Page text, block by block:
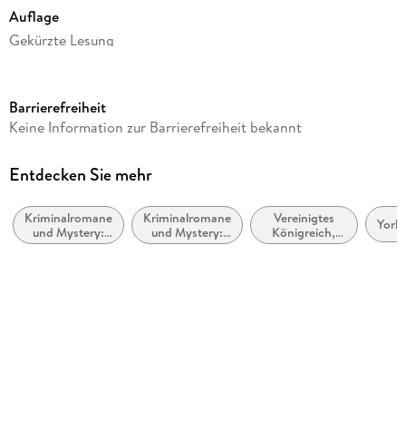
Auflage
Gekürzte Lesung
Dateigröße
Laufzeit
Reihe
Kate Linville, 1
Barrierefreiheit
Keine Information zur Barrierefreiheit bekannt
Entdecken Sie mehr
Kriminalromane
und Mystery:
weibliche
Kriminalromane
und Mystery:
Polizeiarbeit &
Vereinigtes
Königreich,
Großbritannien